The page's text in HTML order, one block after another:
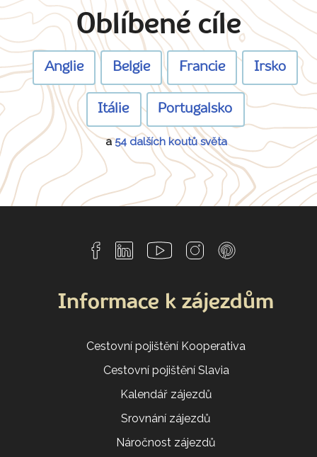
Oblíbené cíle
Anglie Belgie Francie Irsko
Itálie Portugalsko
a54 dalších koutů světa
Informace k zájezdům
Cestovní pojištění Kooperativa
Cestovní pojištění Slavia
Kalendář zájezdů
Srovnání zájezdů
Náročnost zájezdů